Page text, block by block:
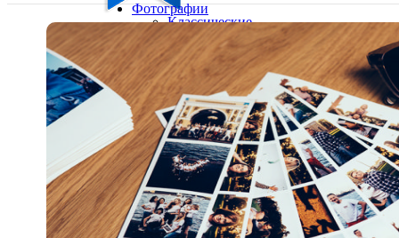
Ваш город:
Ваш регион доставки
Выберите из списка:
Фотографии
Классические
фото
10х10
10х15
13х18
15х15
15х20
20х20
20х30
30х30
30х40
А4
Фото
в